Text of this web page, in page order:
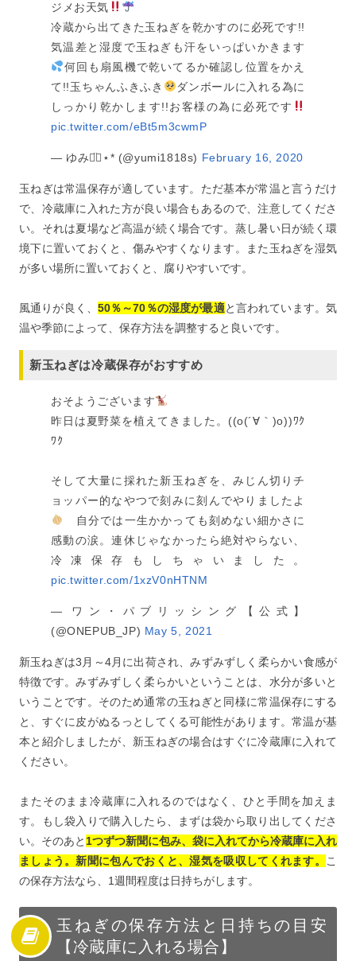
ジメお天気
冷蔵から出てきた玉ねぎを乾かすのに必死です!!
気温差と湿度で玉ねぎも汗をいっぱいかきます
何回も扇風機で乾いてるか確認し位置をかえ
て!!玉ちゃんふきふき
ダンボールに入れる為に
しっかり乾かします!!お客様の為に必死です
pic.twitter.com/eBt5m3cwmP
— ゆみ◡̈⃝︎⋆︎* (@yumi1818s) February 16, 2020
玉ねぎは常温保存が適しています。ただ基本が常温と言うだけ
で、冷蔵庫に入れた方が良い場合もあるので、注意してくださ
い。それは夏場など高温が続く場合です。蒸し暑い日が続く環
境下に置いておくと、傷みやすくなります。また玉ねぎを湿気
が多い場所に置いておくと、腐りやすいです。
風通りが良く、50％～70％の湿度が最適と言われています。気
温や季節によって、保存方法を調整すると良いです。
新玉ねぎは冷蔵保存がおすすめ
おそようございます
昨日は夏野菜を植えてきました。((o(´∀｀)o))ﾜｸ
ﾜｸ
そして大量に採れた新玉ねぎを、みじん切りチ
ョッパー的なやつで刻みに刻んでやりましたよ
自分では一生かかっても刻めない細かさに
感動の涙。連休じゃなかったら絶対やらない、
冷凍保存もしちゃいました。
pic.twitter.com/1xzV0nHTNM
— ワン・パブリッシング【公式】
(@ONEPUB_JP) May 5, 2021
新玉ねぎは3月～4月に出荷され、みずみずしく柔らかい食感が
特徴です。みずみずしく柔らかいということは、水分が多いと
いうことです。そのため通常の玉ねぎと同様に常温保存にする
と、すぐに皮がぬるっとしてくる可能性があります。常温が基
本と紹介しましたが、新玉ねぎの場合はすぐに冷蔵庫に入れて
ください。
またそのまま冷蔵庫に入れるのではなく、ひと手間を加えま
す。もし袋入りで購入したら、まずは袋から取り出してくださ
い。そのあと 1つずつ新聞に包み、袋に入れてから冷蔵庫に入れ
ましょう。新聞に包んでおくと、湿気を吸収してくれます。
こ
の保存方法なら、1週間程度は日持ちがします。
玉ねぎの保存方法と日持ちの目安
【冷蔵庫に入れる場合】